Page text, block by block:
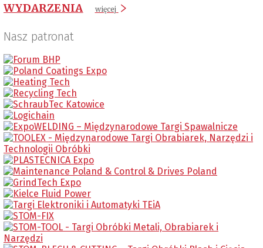
WYDARZENIA więcej
Nasz patronat